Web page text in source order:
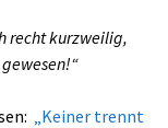
recht kurzweilig,
„Keiner trennt